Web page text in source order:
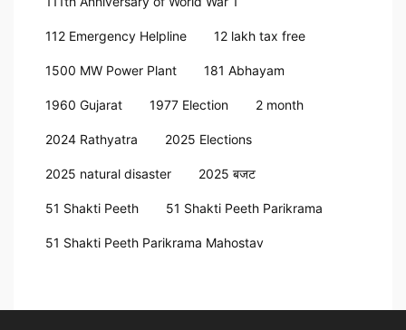
112 Emergency Helpline 12 lakh tax free
1500 MW Power Plant 181 Abhayam
1960 Gujarat 1977 Election 2 month
2024 Rathyatra 2025 Elections
2025 natural disaster 2025 बजट
51 Shakti Peeth 51 Shakti Peeth Parikrama
51 Shakti Peeth Parikrama Mahostav